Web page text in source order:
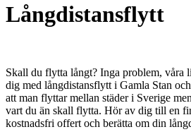
Långdistansflytt
Skall du flytta långt? Inga problem, våra
dig med långdistansflytt i Gamla Stan
att man flyttar mellan städer i Sverige
vart du än skall flytta. Hör av dig till en
kostnadsfri offert och berätta om din